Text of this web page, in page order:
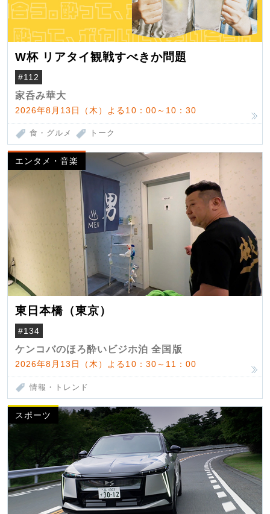
W杯 リアタイ観戦すべきか問題
#112
家呑み華大
2026年8月13日（木）よる10：00～10：30
食・グルメ トーク
エンタメ・音楽
東日本橋（東京）
#134
ケンコバのほろ酔いビジホ泊 全国版
2026年8月13日（木）よる10：30～11：00
情報・トレンド
スポーツ